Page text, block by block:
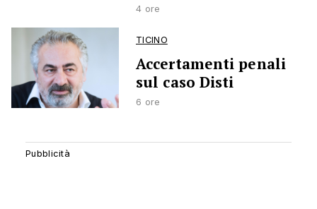
4 ore
TICINO
Accertamenti penali
sul caso Disti
6 ore